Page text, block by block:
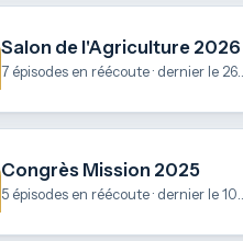
Salon de l'Agriculture 2026
Congrès Mission 2025